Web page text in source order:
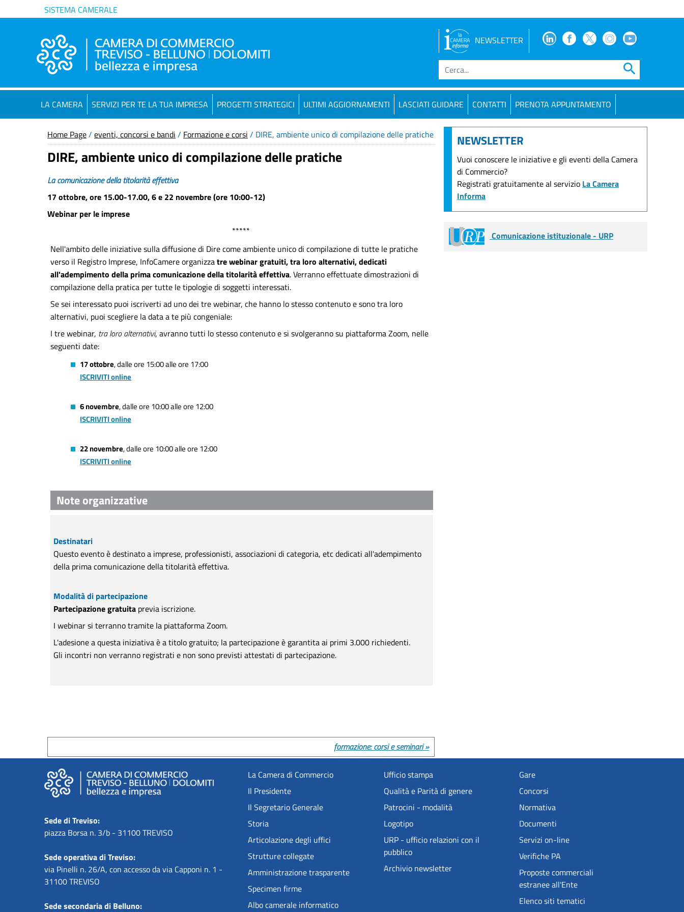
SISTEMA CAMERALE
NEWSLETTER FacebookFacebook
TwitterInstagramYoutube
search
LA CAMERA SERVIZI PER TE LA TUA IMPRESA PROGETTI STRATEGICI ULTIMI AGGIORNAMENTI LASCIATI GUIDARE CONTATTI PRENOTA APPUNTAMENTO
Home Page/ eventi, concorsi e bandi / Formazione e corsi / DIRE, ambiente unico di compilazione delle pratiche
DIRE, ambiente unico di compilazione delle pratiche
La comunicazione della titolarità effettiva
17 ottobre, ore 15.00-17.00, 6 e 22 novembre (ore 10:00-12)
Webinar per le imprese
*****
Nell'ambito delle iniziative sulla diffusione di Dire come ambiente unico di compilazione di tutte le pratiche
verso il Registro Imprese, InfoCamere organizzatre webinar gratuiti, tra loro alternativi,dedicati
all'adempimento della prima comunicazione della titolarità effettiva. Verranno effettuate dimostrazioni di
compilazione della pratica per tutte le tipologie di soggetti interessati.
Se sei interessato puoi iscriverti ad uno dei tre webinar, che hanno lo stesso contenuto e sono tra loro
alternativi, puoi scegliere la data a te più congeniale:
I tre webinar, tra loro alternativi, avranno tutti lo stesso contenuto e si svolgeranno su piattaforma Zoom, nelle
seguenti date:
17 ottobre, dalle ore 15:00 alle ore 17:00
ISCRIVITI online
6 novembre, dalle ore 10:00 alle ore 12:00
ISCRIVITI online
22 novembre, dalle ore 10:00 alle ore 12:00
ISCRIVITI online
Note organizzative
Destinatari
Questo evento è destinato a imprese, professionisti, associazioni di categoria, etc dedicati all'adempimento
della prima comunicazione della titolarità effettiva.
Modalità di partecipazione
Partecipazione gratuita previa iscrizione.
I webinar si terranno tramite la piattaforma Zoom.
L'adesione a questa iniziativa è a titolo gratuito; la partecipazione è garantita ai primi 3.000 richiedenti.
Gli incontri non verranno registrati e non sono previsti attestati di partecipazione.
formazione: corsi e seminari »
NEWSLETTER
Vuoi conoscere le iniziative e gli eventi della Camera
di Commercio?
Registrati gratuitamente al servizio La Camera
Informa
Comunicazione istituzionale - URP
Sede di Treviso:
piazza Borsa n. 3/b - 31100 TREVISO
Sede operativa di Treviso:
via Pinelli n. 26/A, con accesso da via Capponi n. 1 -
31100 TREVISO
Sede secondaria di Belluno:
La Camera di Commercio
Il Presidente
Il Segretario Generale
Storia
Articolazione degli uffici
Strutture collegate
Amministrazione trasparente
Specimen firme
Albo camerale informatico
Ufficio stampa
Qualità e Parità di genere
Patrocini - modalità
Logotipo
URP - ufficio relazioni con il
pubblico
Archivio newsletter
Gare
Concorsi
Normativa
Documenti
Servizi on-line
Verifiche PA
Proposte commerciali
estranee all'Ente
Elenco siti tematici